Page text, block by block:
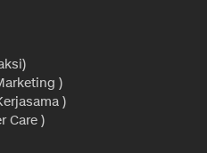
)
)
Care )